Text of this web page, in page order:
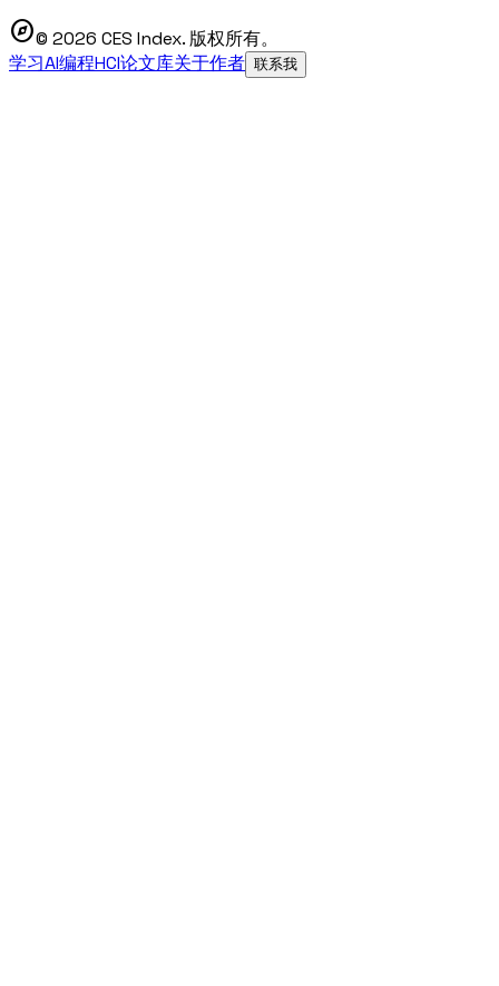
explore© 2026 CES Index. 版权所有。
学习AI编程HCI论文库关于作者 联系我